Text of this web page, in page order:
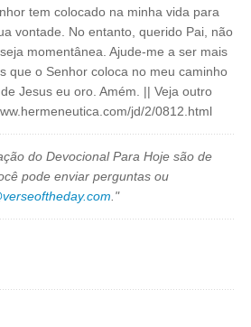
tem colocado na minha vida para
vontade. No entanto, querido Pai, não
momentânea. Ajude-me a ser mais
que o Senhor coloca no meu caminho
Jesus eu oro. Amém. || Veja outro
jd/2/0812.html
do Devocional Para Hoje são de
pode enviar perguntas ou
."